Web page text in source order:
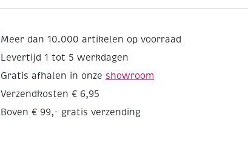
Meer dan 10.000 artikelen op voorraad
Levertijd 1 tot 5 werkdagen
Gratis afhalen in onze showroom
Verzendkosten € 6,95
Boven € 99,- gratis verzending